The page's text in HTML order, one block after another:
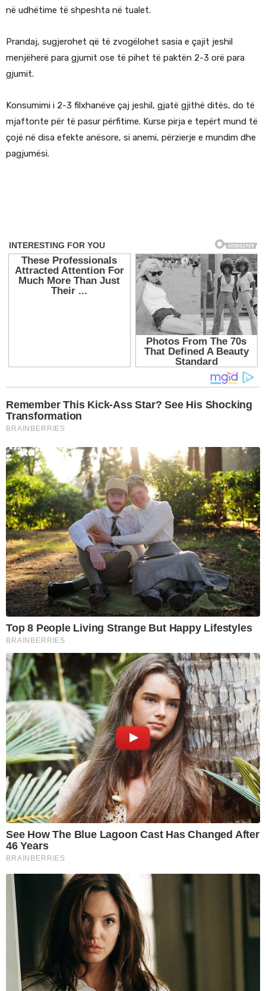
në udhëtime të shpeshta në tualet.
Prandaj, sugjerohet që të zvogëlohet sasia e çajit jeshil
menjëherë para gjumit ose të pihet të paktën 2-3 orë para
gjumit.
Konsumimi i 2-3 filxhanëve çaj jeshil, gjatë gjithë ditës, do të
mjaftonte për të pasur përfitime. Kurse pirja e tepërt mund të
çojë në disa efekte anësore, si anemi, përzierje e mundim dhe
pagjumësi.